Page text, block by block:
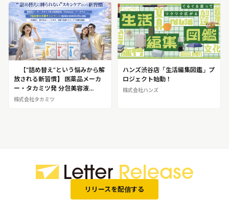
※店舗ロケ・試食ロケ、仕掛け人
の寺北氏への取材が可能です！
予約も本日スタート
【“詰め替え”という悩みから解
放される新習慣】 医薬品メーカ
ー・タカミツ発 分包美容液
「Perserum（パーセラム）」
株式会社タカミツ
ハンズ渋谷店「生活編集図鑑」プ
ロジェクト始動！
株式会社ハンズ
リリースを配信する